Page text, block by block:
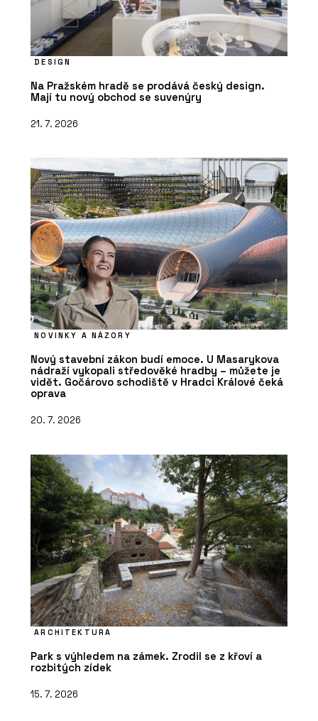
DESIGN
Na Pražském hradě se prodává český design.
Mají tu nový obchod se suvenýry
21. 7. 2026
NOVINKY A NÁZORY
Nový stavební zákon budí emoce. U Masarykova
nádraží vykopali středověké hradby – můžete je
vidět. Gočárovo schodiště v Hradci Králové čeká
oprava
20. 7. 2026
ARCHITEKTURA
Park s výhledem na zámek. Zrodil se z křoví a
rozbitých zídek
15. 7. 2026